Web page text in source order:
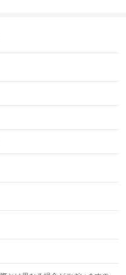
：装備あり